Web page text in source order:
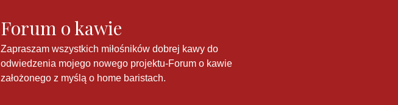
Forum o kawie
Zapraszam wszystkich miłośników dobrej kawy do
odwiedzenia mojego nowego projektu-Forum o kawie
założonego z myślą o home baristach.